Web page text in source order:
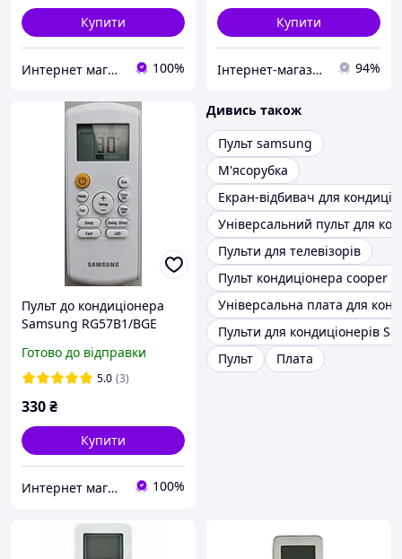
Купити
Интернет магазин "Пульт для Вас" 100%
Купити
Інтернет-магазин "З пультом по життю" 94%
Пульт до кондиціонера
Samsung RG57B1/BGE
Готово до відправки
5.0 (3)
330₴
Купити
Интернет магазин "Пульт для Вас" 100%
Дивись також
Пульт samsung
М'ясорубка
Екран-відбивач для
Універсальний пульт для
Пульти для телевізорів
Пульт кондиціонера cooper
Універсальна плата для
Пульти для кондиціонерів
Пульт
Плата